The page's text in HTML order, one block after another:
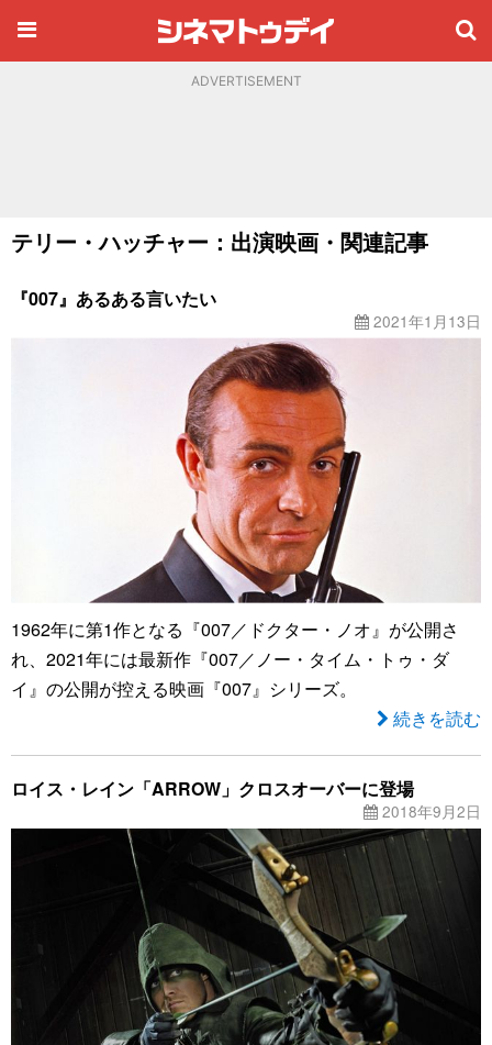
ADVERTISEMENT
テリー・ハッチャー：出演映画・関連記事
『007』あるある言いたい
2021年1月13日
1962年に第1作となる『007／ドクター・ノオ』が公開さ
れ、2021年には最新作『007／ノー・タイム・トゥ・ダ
イ』の公開が控える映画『007』シリーズ。
続きを読む
ロイス・レイン「ARROW」クロスオーバーに登場
2018年9月2日